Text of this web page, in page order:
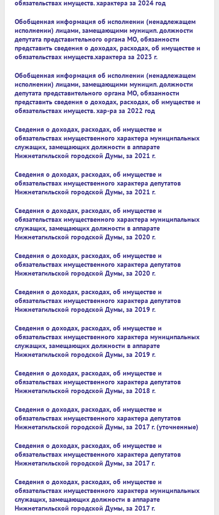
обязательствах имуществ. характера за 2024 год
Обобщенная информация об исполнении (ненадлежащем
исполнении) лицами, замещающими муницип. должности
депутата представительного органа МО, обязанности
представить сведения о доходах, расходах, об имуществе и
обязательствах имуществ.характера за 2023 г.
Обобщенная информация об исполнении (ненадлежащем
исполнении) лицами, замещающими муницип. должности
депутата представительного органа МО, обязанности
представить сведения о доходах, расходах, об имуществе и
обязательствах имуществ. хар-ра за 2022 год
Сведения о доходах, расходах, об имуществе и
обязательствах имущественного характера муниципальных
служащих, замещающих должности в аппарате
Нижнетагильской городской Думы, за 2021 г.
Сведения о доходах, расходах, об имуществе и
обязательствах имущественного характера депутатов
Нижнетагильской городской Думы, за 2021 г.
Сведения о доходах, расходах, об имуществе и
обязательствах имущественного характера муниципальных
служащих, замещающих должности в аппарате
Нижнетагильской городской Думы, за 2020 г.
Сведения о доходах, расходах, об имуществе и
обязательствах имущественного характера депутатов
Нижнетагильской городской Думы, за 2020 г.
Сведения о доходах, расходах, об имуществе и
обязательствах имущественного характера депутатов
Нижнетагильской городской Думы, за 2019 г.
Сведения о доходах, расходах, об имуществе и
обязательствах имущественного характера муниципальных
служащих, замещающих должности в аппарате
Нижнетагильской городской Думы, за 2019 г.
Сведения о доходах, расходах, об имуществе и
обязательствах имущественного характера депутатов
Нижнетагильской городской Думы, за 2018 г.
Сведения о доходах, расходах, об имуществе и
обязательствах имущественного характера депутатов
Нижнетагильской городской Думы, за 2017 г. (уточненные)
Сведения о доходах, расходах, об имуществе и
обязательствах имущественного характера депутатов
Нижнетагильской городской Думы, за 2017 г.
Сведения о доходах, расходах, об имуществе и
обязательствах имущественного характера муниципальных
служащих, замещающих должности в аппарате
Нижнетагильской городской Думы, за 2017 г.